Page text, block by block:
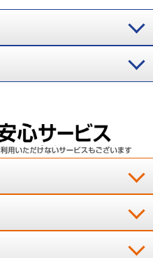
デザインがスッキリしてい
入れも簡単！
S.M様）
U.K様）
楽しみ